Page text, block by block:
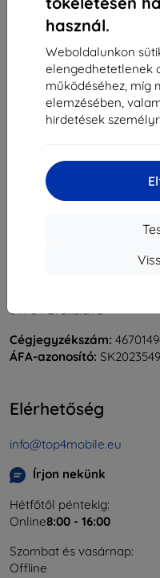
használ.
Weboldalunkon
elengedhetetlenek
működéséhez, míg
elemzésében,
hirdetések
Raktáron 4 darab
Összes találat6.
841 04 Bratislava
Cégjegyzékszám:
ÁFA-azonosító:
Elérhetőség
info@top4mobile.eu
Írjon nekünk
Hétfőtől péntekig:
Online8:00 - 16:00
Szombat és vasárnap:
Offline